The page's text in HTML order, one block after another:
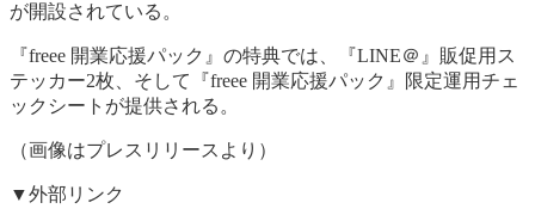
が開設されている。
『freee 開業応援パック』の特典では、『LINE＠』販促用ス
テッカー2枚、そして『freee 開業応援パック』限定運用チェ
ックシートが提供される。
（画像はプレスリリースより）
▼外部リンク